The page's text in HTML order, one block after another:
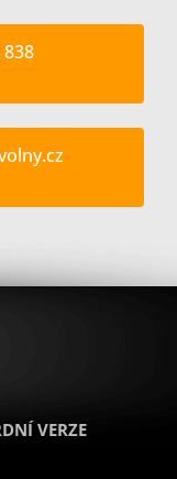
838
olny.cz
VERZE